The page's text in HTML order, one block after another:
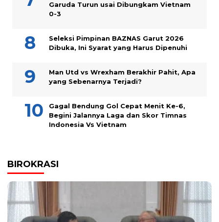
Garuda Turun usai Dibungkam Vietnam
0-3
Seleksi Pimpinan BAZNAS Garut 2026
Dibuka, Ini Syarat yang Harus Dipenuhi
Man Utd vs Wrexham Berakhir Pahit, Apa
yang Sebenarnya Terjadi?
Gagal Bendung Gol Cepat Menit Ke-6,
Begini Jalannya Laga dan Skor Timnas
Indonesia Vs Vietnam
BIROKRASI